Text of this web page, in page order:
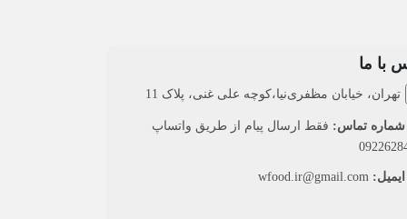
با ما
تهران، خیابان مظفری‌نیا،کوچه علی غنی، پلاک 11
شماره تماس: فقط ارسال پیام از طریق واتساپ
ایمیل: wfood.ir@gmail.com